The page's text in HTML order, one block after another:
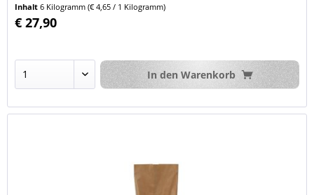
Inhalt6 Kilogramm(€ 4,65 / 1 Kilogramm)
€ 27,90
In den Warenkorb